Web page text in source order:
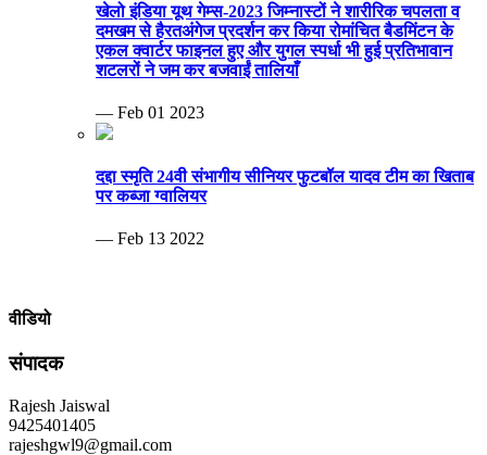
खेलो इंडिया यूथ गेम्स-2023 जिम्नास्टों ने शारीरिक चपलता व
दमखम से हैरतअंगेज प्रदर्शन कर किया रोमांचित बैडमिंटन के
एकल क्वार्टर फाइनल हुए और युगल स्पर्धा भी हुई प्रतिभावान
शटलरों ने जम कर बजवाईं तालियाँ
— Feb 01 2023
दद्दा स्मृति 24वी संभागीय सीनियर फुटबॉल यादव टीम का खिताब
पर कब्जा ग्वालियर
— Feb 13 2022
वीडियो
संपादक
Rajesh Jaiswal
9425401405
rajeshgwl9@gmail.com